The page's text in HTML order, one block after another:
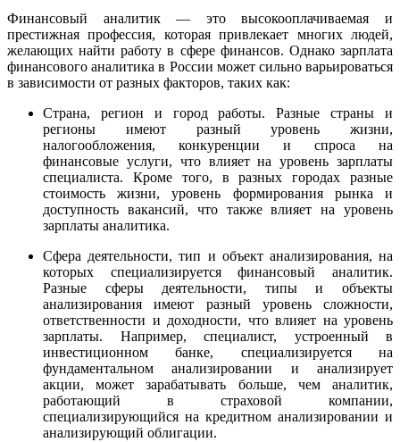
Финансовый аналитик — это высокооплачиваемая и
престижная профессия, которая привлекает многих людей,
желающих найти работу в сфере финансов. Однако зарплата
финансового аналитика в России может сильно варьироваться
в зависимости от разных факторов, таких как:
Страна, регион и город работы. Разные страны и
регионы имеют разный уровень жизни,
налогообложения, конкуренции и спроса на
финансовые услуги, что влияет на уровень зарплаты
специалиста. Кроме того, в разных городах разные
стоимость жизни, уровень формирования рынка и
доступность вакансий, что также влияет на уровень
зарплаты аналитика.
Сфера деятельности, тип и объект анализирования, на
которых специализируется финансовый аналитик.
Разные сферы деятельности, типы и объекты
анализирования имеют разный уровень сложности,
ответственности и доходности, что влияет на уровень
зарплаты. Например, специалист, устроенный в
инвестиционном банке, специализируется на
фундаментальном анализировании и анализирует
акции, может зарабатывать больше, чем аналитик,
работающий в страховой компании,
специализирующийся на кредитном анализировании и
анализирующий облигации.